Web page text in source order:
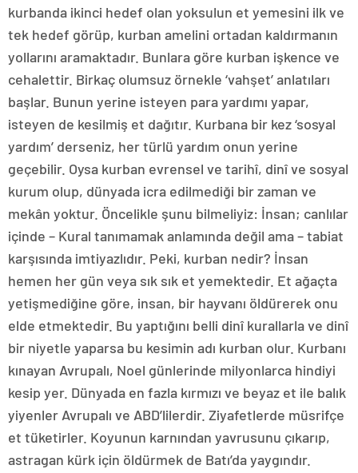
kurbanda ikinci hedef olan yoksulun et yemesini ilk ve
tek hedef görüp, kurban amelini ortadan kaldırmanın
yollarını aramaktadır. Bunlara göre kurban işkence ve
cehalettir. Birkaç olumsuz örnekle ‘vahşet’ anlatıları
başlar. Bunun yerine isteyen para yardımı yapar,
isteyen de kesilmiş et dağıtır. Kurbana bir kez ‘sosyal
yardım’ derseniz, her türlü yardım onun yerine
geçebilir. Oysa kurban evrensel ve tarihî, dinî ve sosyal
kurum olup, dünyada icra edilmediği bir zaman ve
mekân yoktur. Öncelikle şunu bilmeliyiz: İnsan; canlılar
içinde – Kural tanımamak anlamında değil ama – tabiat
karşısında imtiyazlıdır. Peki, kurban nedir? İnsan
hemen her gün veya sık sık et yemektedir. Et ağaçta
yetişmediğine göre, insan, bir hayvanı öldürerek onu
elde etmektedir. Bu yaptığını belli dinî kurallarla ve dinî
bir niyetle yaparsa bu kesimin adı kurban olur. Kurbanı
kınayan Avrupalı, Noel günlerinde milyonlarca hindiyi
kesip yer. Dünyada en fazla kırmızı ve beyaz et ile balık
yiyenler Avrupalı ve ABD’lilerdir. Ziyafetlerde müsrifçe
et tüketirler. Koyunun karnından yavrusunu çıkarıp,
astragan kürk için öldürmek de Batı’da yaygındır.